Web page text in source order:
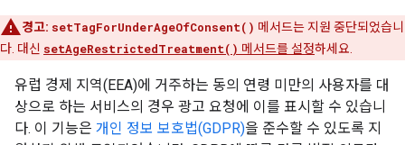
경고: setTagForUnderAgeOfConsent() 메서드는 지원 중단되었습니
다. 대신 setAgeRestrictedTreatment() 메서드를 설정하세요.
유럽 경제 지역(EEA)에 거주하는 동의 연령 미만의 사용자를 대
상으로 하는 서비스의 경우 광고 요청에 이를 표시할 수 있습니
다. 이 기능은 개인 정보 보호법(GDPR)을 준수할 수 있도록 지